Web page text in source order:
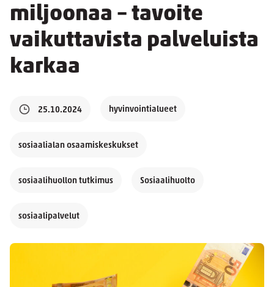
miljoonaa – tavoite
vaikuttavista palveluista
karkaa
25.10.2024 hyvinvointialueet
sosiaalialan osaamiskeskukset
sosiaalihuollon tutkimus Sosiaalihuolto
sosiaalipalvelut